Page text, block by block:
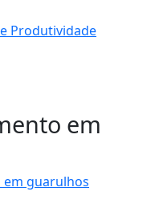
Produtividade
em
em guarulhos